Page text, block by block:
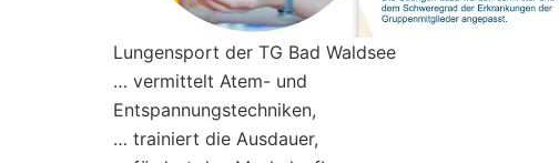
Lungensport der TG Bad Waldsee
… vermittelt Atem- und
Entspannungstechniken,
… trainiert die Ausdauer,